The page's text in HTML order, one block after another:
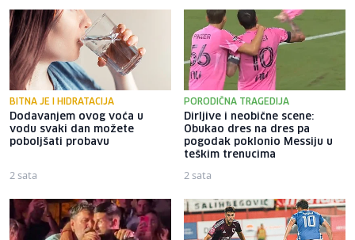
BITNA JE I HIDRATACIJA
Dodavanjem ovog voća u
vodu svaki dan možete
poboljšati probavu
2 sata
PORODIČNA TRAGEDIJA
Dirljive i neobične scene:
Obukao dres na dres pa
pogodak poklonio Messiju u
teškim trenucima
2 sata